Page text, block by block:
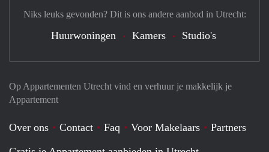
Op Appartementen Utrecht vind en verhuur je makkelijk je
Appartement
Over ons Contact Faq Voor Makelaars
Partners
Niks leuks gevonden? Dit is ons andere aanbod in Utrecht:
Huurwoningen Kamers Studio's